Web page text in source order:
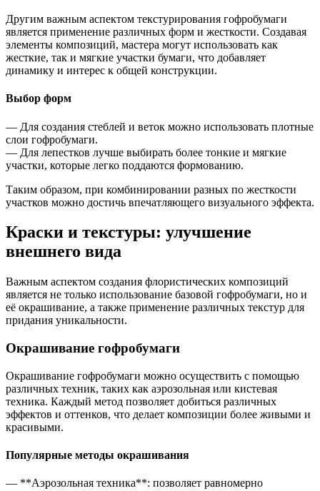
Другим важным аспектом текстурирования гофробумаги
является применение различных форм и жесткости. Создавая
элементы композиций, мастера могут использовать как
жесткие, так и мягкие участки бумаги, что добавляет
динамику и интерес к общей конструкции.
Выбор форм
— Для создания стеблей и веток можно использовать плотные
слои гофробумаги.
— Для лепестков лучше выбирать более тонкие и мягкие
участки, которые легко поддаются формованию.
Таким образом, при комбинировании разных по жесткости
участков можно достичь впечатляющего визуального эффекта.
Краски и текстуры: улучшение
внешнего вида
Важным аспектом создания флористических композиций
является не только использование базовой гофробумаги, но и
её окрашивание, а также применение различных текстур для
придания уникальности.
Окрашивание гофробумаги
Окрашивание гофробумаги можно осуществить с помощью
различных техник, таких как аэрозольная или кистевая
техника. Каждый метод позволяет добиться различных
эффектов и оттенков, что делает композиции более живыми и
красивыми.
Популярные методы окрашивания
— **Аэрозольная техника**: позволяет равномерно